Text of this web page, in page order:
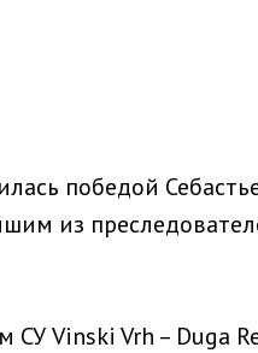
победой
из
Vinski Vrh – Duga